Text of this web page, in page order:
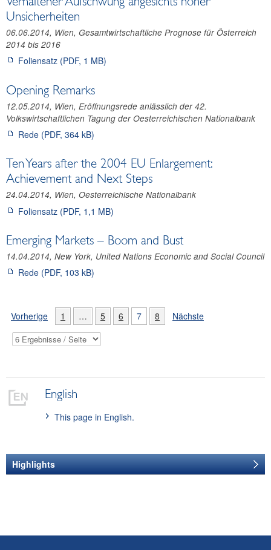
Unsicherheiten
06.06.2014, Wien, Gesamtwirtschaftliche Prognose für Österreich
2014 bis 2016
Foliensatz (PDF, 1 MB)
Opening Remarks
12.05.2014, Wien, Eröffnungsrede anlässlich der 42.
Volkswirtschaftlichen Tagung der Oesterreichischen Nationalbank
Rede (PDF, 364 kB)
Ten Years after the 2004 EU Enlargement:
Achievement and Next Steps
24.04.2014, Wien, Oesterreichische Nationalbank
Foliensatz (PDF, 1,1 MB)
Emerging Markets – Boom and Bust
14.04.2014, New York, United Nations Economic and Social Council
Rede (PDF, 103 kB)
Vorherige 1 … 5 6 7 8 Nächste
English
This page in English.
Highlights